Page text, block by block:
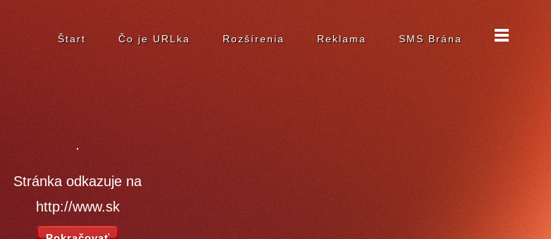
Štart Čo je URLka Rozšírenia Reklama SMS Brána
Stránka odkazuje na
http://www.sk